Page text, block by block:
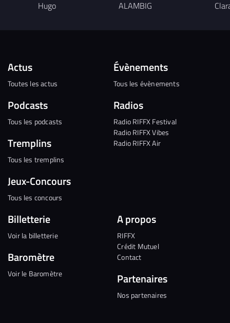
Hugo ALAMBIG
Actus
Toutes les actus
Podcasts
Tous les podcasts
Tremplins
Tous les tremplins
Jeux-Concours
Tous les concours
Évènements
Tous les évènements
Radios
Radio RIFFX Festival
Radio RIFFX Vibes
Radio RIFFX Air
Billetterie
Voir la billetterie
Baromètre
Voir le Baromètre
A propos
RIFFX
Crédit Mutuel
Contact
Partenaires
Nos partenaires